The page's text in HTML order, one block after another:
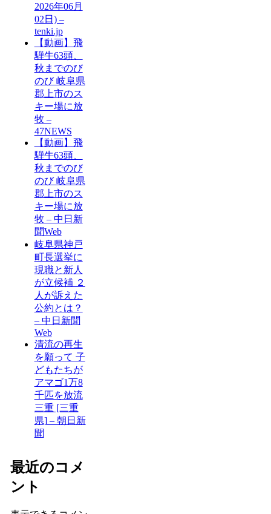
2026年06月
02日) –
tenki.jp
【動画】飛
騨牛63頭、
秋までのび
のび 岐阜県
郡上市のス
キー場に放
牧 –
47NEWS
【動画】飛
騨牛63頭、
秋までのび
のび 岐阜県
郡上市のス
キー場に放
牧 – 中日新
聞Web
岐阜県神戸
町長選挙に
現職と新人
が立候補 ２
人が訴えた
公約とは？
– 中日新聞
Web
清流の再生
を願って 子
どもたちが
アマゴ1万8
千匹を放流
三重 [三重
県] – 朝日新
聞
最近のコメ
ント